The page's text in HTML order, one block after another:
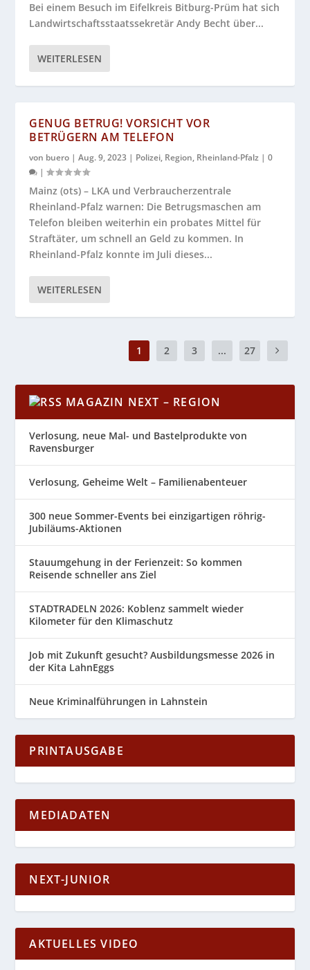
Bei einem Besuch im Eifelkreis Bitburg-Prüm hat sich
Landwirtschaftsstaatssekretär Andy Becht über...
WEITERLESEN
GENUG BETRUG! VORSICHT VOR
BETRÜGERN AM TELEFON
von buero |Aug. 9, 2023 | Polizei, Region, Rheinland-Pfalz |0
|
Mainz (ots) – LKA und Verbraucherzentrale
Rheinland-Pfalz warnen: Die Betrugsmaschen am
Telefon bleiben weiterhin ein probates Mittel für
Straftäter, um schnell an Geld zu kommen. In
Rheinland-Pfalz konnte im Juli dieses...
WEITERLESEN
1 2 3 ... 27
MAGAZIN NEXT – REGION
Verlosung, neue Mal- und Bastelprodukte von
Ravensburger
Verlosung, Geheime Welt – Familienabenteuer
300 neue Sommer-Events bei einzigartigen röhrig-
Jubiläums-Aktionen
Stauumgehung in der Ferienzeit: So kommen
Reisende schneller ans Ziel
STADTRADELN 2026: Koblenz sammelt wieder
Kilometer für den Klimaschutz
Job mit Zukunft gesucht? Ausbildungsmesse 2026 in
der Kita LahnEggs
Neue Kriminalführungen in Lahnstein
PRINTAUSGABE
MEDIADATEN
NEXT-JUNIOR
AKTUELLES VIDEO